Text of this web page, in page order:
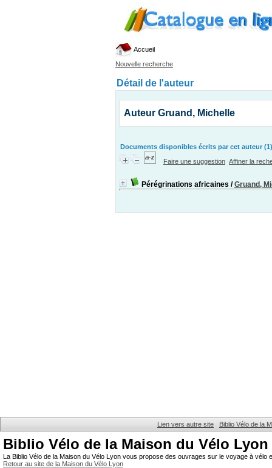
Accueil
Nouvelle recherche
Détail de l'auteur
Auteur Gruand, Michelle
Documents disponibles écrits par cet auteur (1)
Faire une suggestion Affiner la
Pérégrinations africaines /Gruand,
Lien vers autre site Biblio Vélo de la
Biblio Vélo de la Maison du Vélo Lyon
La Biblio Vélo de la Maison du Vélo Lyon vous propose des ouvrages sur le voyage à
Retour au site de la Maison du Vélo Lyon